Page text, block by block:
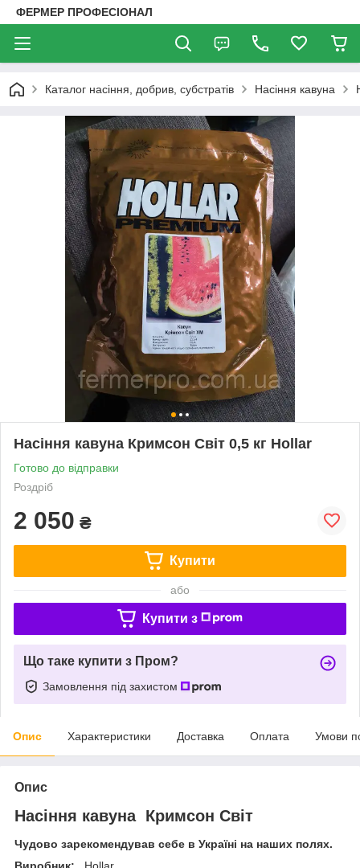
ФЕРМЕР ПРОФЕСІОНАЛ
Каталог насіння, добрив, субстратів Насіння кавуна
Насіння кавуна Кримсон Світ 0,5 кг Hollar
Готово до відправки
Роздріб
2 050 ₴
Купити
або
Купити з
Що таке купити з Пром?
Замовлення під захистом
Опис Характеристики Доставка Оплата Умови
Опис
Насіння кавуна Кримсон Світ
Чудово зарекомендував себе в Україні на наших полях.